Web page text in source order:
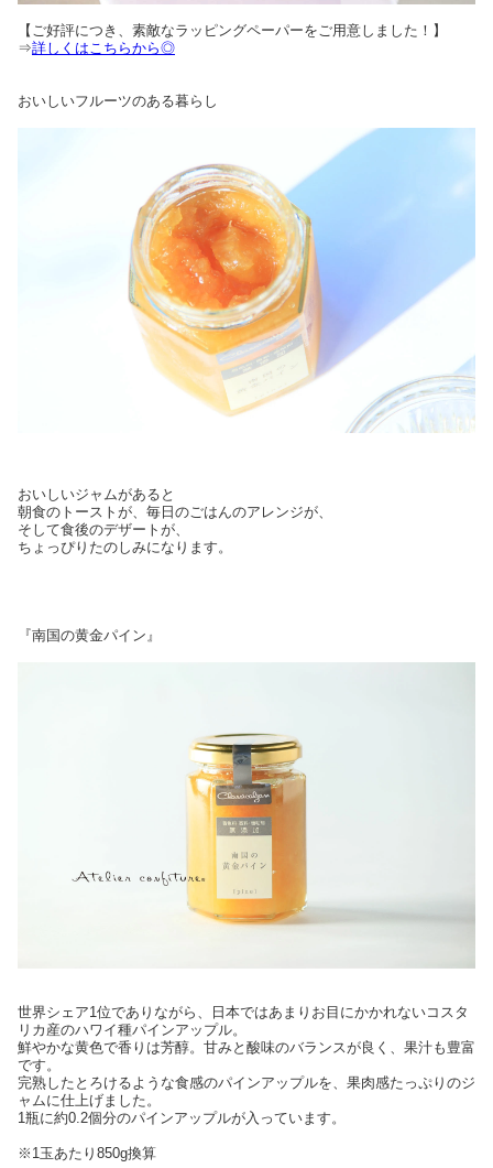
【ご好評につき、素敵なラッピングペーパーをご用意しました！】
⇒詳しくはこちらから◎
おいしいフルーツのある暮らし
おいしいジャムがあると
朝食のトーストが、毎日のごはんのアレンジが、
そして食後のデザートが、
ちょっぴりたのしみになります。
『南国の黄金パイン』
世界シェア1位でありながら、日本ではあまりお目にかかれないコスタ
リカ産のハワイ種パインアップル。
鮮やかな黄色で香りは芳醇。甘みと酸味のバランスが良く、果汁も豊富
です。
完熟したとろけるような食感のパインアップルを、果肉感たっぷりのジ
ャムに仕上げました。
1瓶に約0.2個分のパインアップルが入っています。
※1玉あたり850g換算